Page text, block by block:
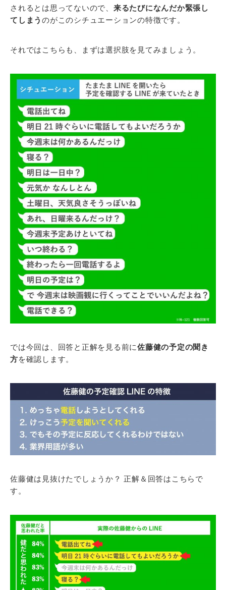
されるとは思ってないので、 来るたびになんだか緊張し
てしまう のがこのシチュエーションの特徴です。
それではこちらも、まずは選択肢を見てみましょう。
では今回は、回答と正解を見る前に佐藤健の予定の聞き
方を確認します。
佐藤健は見抜けたでしょうか？ 正解＆回答はこちらで
す。